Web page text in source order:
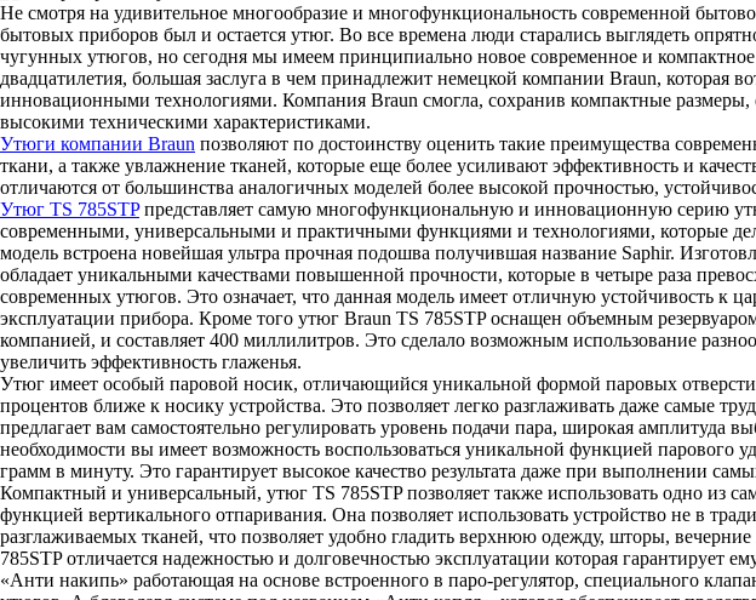
Не смотря на удивительное многообразие и многофункциональность современной
бытовых приборов был и остается утюг. Во все времена люди старались выглядеть
чугунных утюгов, но сегодня мы имеем принципиально новое современное и
двадцатилетия, большая заслуга в чем принадлежит немецкой компании Braun,
инновационными технологиями. Компания Braun смогла, сохранив компактные
высокими техническими характеристиками.
Утюги компании Braun позволяют по достоинству оценить такие преимущества
ткани, а также увлажнение тканей, которые еще более усиливают эффективность и
отличаются от большинства аналогичных моделей более высокой прочностью,
Утюг TS 785STPпредставляет самую многофункциональную и инновационную серию
современными, универсальными и практичными функциями и технологиями, которые
модель встроена новейшая ультра прочная подошва получившая название Saphir.
обладает уникальными качествами повышенной прочности, которые в четыре раза
современных утюгов. Это означает, что данная модель имеет отличную устойчивость к
эксплуатации прибора. Кроме того утюг Braun TS 785STP оснащен объемным
компанией, и составляет 400 миллилитров. Это сделало возможным использование
увеличить эффективность глаженья.
Утюг имеет особый паровой носик, отличающийся уникальной формой паровых
процентов ближе к носику устройства. Это позволяет легко разглаживать даже самые
предлагает вам самостоятельно регулировать уровень подачи пара, широкая
необходимости вы имеет возможность воспользоваться уникальной функцией
грамм в минуту. Это гарантирует высокое качество результата даже при выполнении
Компактный и универсальный, утюг TS 785STP позволяет также использовать одно
функцией вертикального отпаривания. Она позволяет использовать устройство не в
разглаживаемых тканей, что позволяет удобно гладить верхнюю одежду, шторы,
785STP отличается надежностью и долговечностью эксплуатации которая
«Анти накипь» работающая на основе встроенного в паро-регулятор, специального